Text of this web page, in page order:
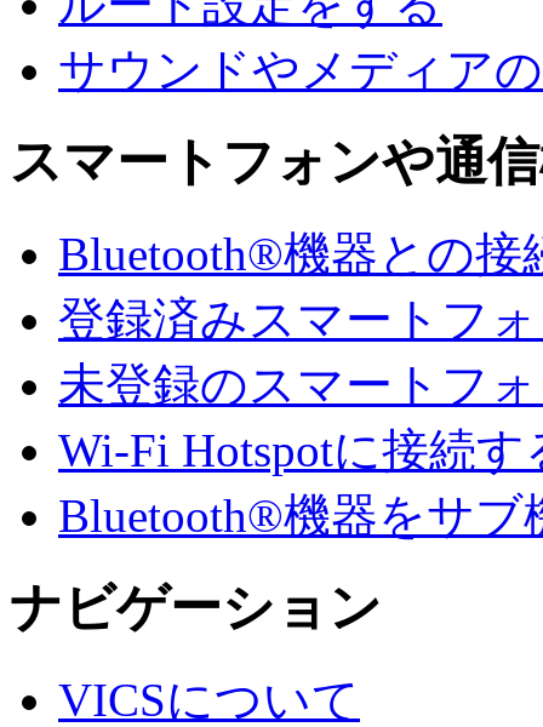
サウンドやメディア
スマートフォンや通
Bluetooth®機器との接
登録済みスマートフ
未登録のスマートフ
Wi-Fi Hotspotに接続す
Bluetooth®機器をサブ
ナビゲーション
VICSについて